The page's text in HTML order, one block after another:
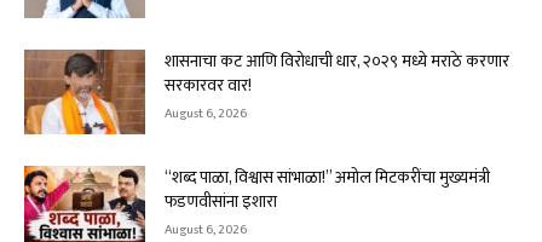
शासनाचा कट आणि विरोधाची धार, २०२९ मध्ये मराठे करणार
सरकारवर वार!
August 6, 2026
“शब्द पाळा, विश्वास सांभाळा!” अमोल मिटकरींचा मुख्यमंत्री
फडणवीसांना इशारा
August 6, 2026